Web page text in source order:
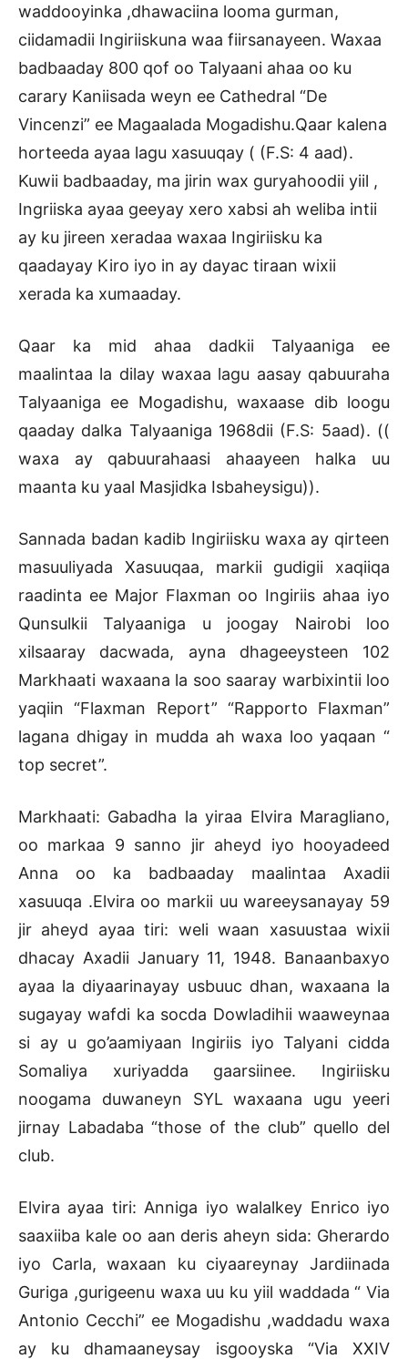
waddooyinka ,dhawaciina looma gurman,
ciidamadii Ingiriiskuna waa fiirsanayeen. Waxaa
badbaaday 800 qof oo Talyaani ahaa oo ku
carary Kaniisada weyn ee Cathedral “De
Vincenzi” ee Magaalada Mogadishu.Qaar kalena
horteeda ayaa lagu xasuuqay ( (F.S: 4 aad).
Kuwii badbaaday, ma jirin wax guryahoodii yiil ,
Ingriiska ayaa geeyay xero xabsi ah weliba intii
ay ku jireen xeradaa waxaa Ingiriisku ka
qaadayay Kiro iyo in ay dayac tiraan wixii
xerada ka xumaaday.
Qaar ka mid ahaa dadkii Talyaaniga ee
maalintaa la dilay waxaa lagu aasay qabuuraha
Talyaaniga ee Mogadishu, waxaase dib loogu
qaaday dalka Talyaaniga 1968dii (F.S: 5aad). ((
waxa ay qabuurahaasi ahaayeen halka uu
maanta ku yaal Masjidka Isbaheysigu)).
Sannada badan kadib Ingiriisku waxa ay qirteen
masuuliyada Xasuuqaa, markii gudigii xaqiiqa
raadinta ee Major Flaxman oo Ingiriis ahaa iyo
Qunsulkii Talyaaniga u joogay Nairobi loo
xilsaaray dacwada, ayna dhageeysteen 102
Markhaati waxaana la soo saaray warbixintii loo
yaqiin “Flaxman Report” “Rapporto Flaxman”
lagana dhigay in mudda ah waxa loo yaqaan “
top secret”.
Markhaati: Gabadha la yiraa Elvira Maragliano,
oo markaa 9 sanno jir aheyd iyo hooyadeed
Anna oo ka badbaaday maalintaa Axadii
xasuuqa .Elvira oo markii uu wareeysanayay 59
jir aheyd ayaa tiri: weli waan xasuustaa wixii
dhacay Axadii January 11, 1948. Banaanbaxyo
ayaa la diyaarinayay usbuuc dhan, waxaana la
sugayay wafdi ka socda Dowladihii waaweynaa
si ay u go’aamiyaan Ingiriis iyo Talyani cidda
Somaliya xuriyadda gaarsiinee. Ingiriisku
noogama duwaneyn SYL waxaana ugu yeeri
jirnay Labadaba “those of the club” quello del
club.
Elvira ayaa tiri: Anniga iyo walalkey Enrico iyo
saaxiiba kale oo aan deris aheyn sida: Gherardo
iyo Carla, waxaan ku ciyaareynay Jardiinada
Guriga ,gurigeenu waxa uu ku yiil waddada “ Via
Antonio Cecchi” ee Mogadishu ,waddadu waxa
ay ku dhamaaneysay isgooyska “Via XXIV